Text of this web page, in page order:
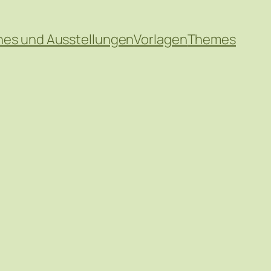
und AusstellungenVorlagenThemes